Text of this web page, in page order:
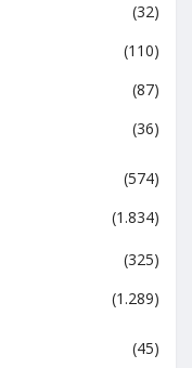
(32)
(110)
(87)
(36)
(574)
(1.834)
(325)
(1.289)
(45)